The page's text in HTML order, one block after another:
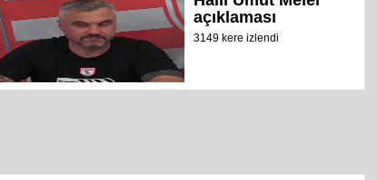
açıklaması
3149 kere izlendi